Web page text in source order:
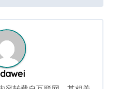
dawei